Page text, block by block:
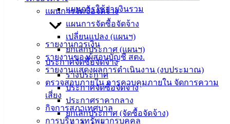
แผนการจัดซื้อจัดจ้าง
แผนการจัดซื้อจัดจ้าง
เปลี่ยนแปลง (แผนฯ)
ยกเลิกประกาศ (แผนฯ)
ประกาศจัดซื้อจัดจ้าง
ร่างประกาศ
ประกาศจัดซื้อจัดจ้าง
ประกาศราคากลาง
ยกเลิกประกาศ (จัดซื้อจัดจ้าง)
แผนการใช้จ่ายงินรวม
รายงานการเงิน
รายงานของผู้สอบบัญชี สตง.
รายงานแสดงผลการดำเนินงาน (งบประมาณ)
ตรวจสอบภายใน การควบคุมภายใน จัดการความ
เสี่ยง
กิจการสภาเทศบาล
การบริหารทรัพยากรบุคคล
ฟอร์ม,
เอกสาร
สำหรับ
ประชาชน/
คู่มือการ
ปฏิบัติ
ข่าวสาร